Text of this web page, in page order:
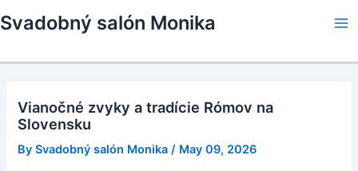
to
Svadobný salón Monika
Vianočné zvyky a tradície Rómov na
Slovensku
BySvadobný salón Monika / May 09, 2026